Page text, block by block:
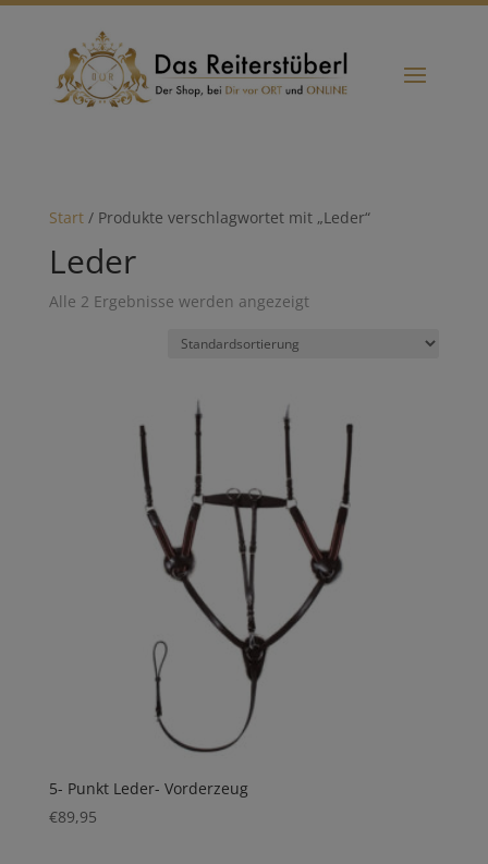
Start/ Produkte verschlagwortet mit „Leder“
Leder
Alle 2 Ergebnisse werden angezeigt
5- Punkt Leder- Vorderzeug
€89,95